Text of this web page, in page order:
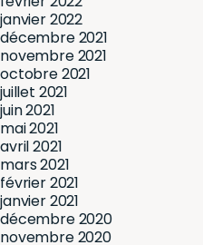
janvier 2022
décembre 2021
novembre 2021
octobre 2021
juillet 2021
juin 2021
mai 2021
avril 2021
mars 2021
février 2021
janvier 2021
décembre 2020
novembre 2020